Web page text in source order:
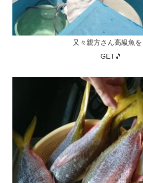
又々親方さん高級魚を
GET🎵